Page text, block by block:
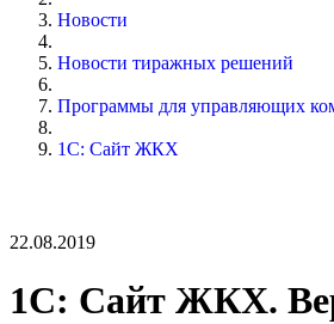
Новости
Новости тиражных решений
Программы для управляющих
1С: Сайт ЖКХ
22.08.2019
1С: Сайт ЖКХ.